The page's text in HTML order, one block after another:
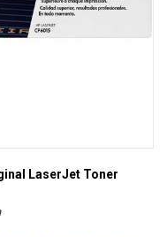
LaserJet Toner